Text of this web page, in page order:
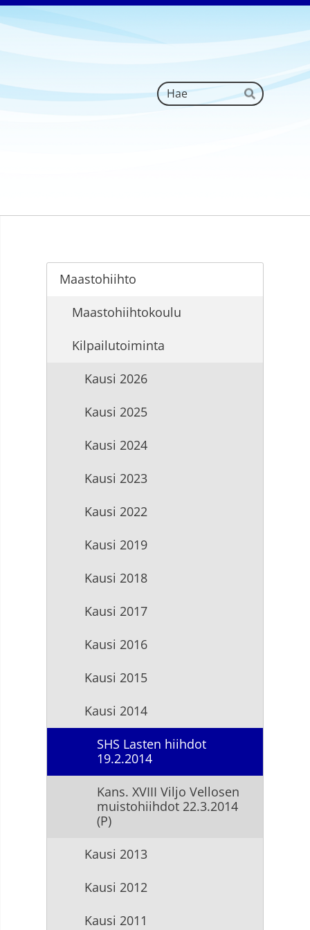
Haku
Hae
Maastohiihto
Maastohiihtokoulu
Kilpailutoiminta
Kausi 2026
Kausi 2025
Kausi 2024
Kausi 2023
Kausi 2022
Kausi 2019
Kausi 2018
Kausi 2017
Kausi 2016
Kausi 2015
Kausi 2014
SHS Lasten hiihdot
19.2.2014
Kans. XVIII Viljo Vellosen
muistohiihdot 22.3.2014
(P)
Kausi 2013
Kausi 2012
Kausi 2011